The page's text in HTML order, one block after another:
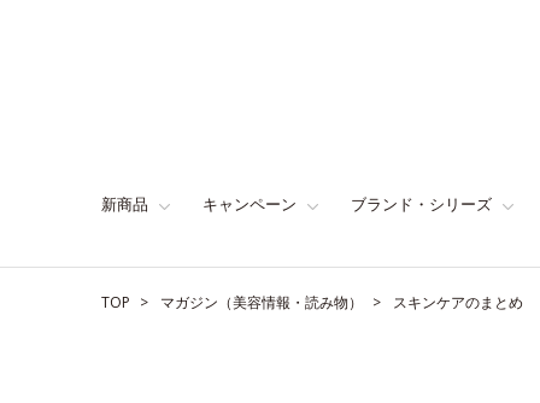
新商品 キャンペーン ブランド・シリーズ
TOP マガジン（美容情報・読み物） スキンケアのまとめ